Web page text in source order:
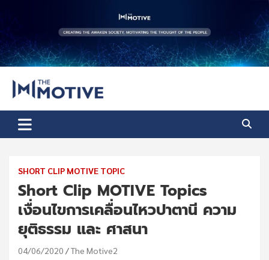
content
The Motive
SHORT CLIP MOTIVE TOPIC
Short Clip MOTIVE Topics
เงื่อนไขการเคลื่อนไหวปาตานี ความ
ยุติธรรม และ ศาสนา
04/06/2020 The Motive2